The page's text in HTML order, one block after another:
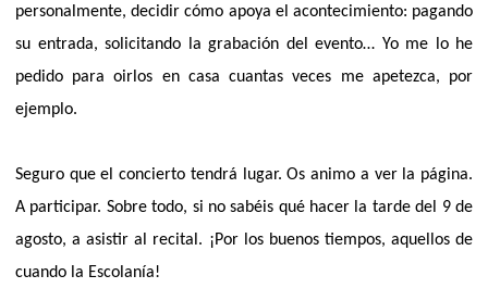
personalmente, decidir cómo apoya el acontecimiento: pagando
su entrada, solicitando la grabación del evento… Yo me lo he
pedido para oirlos en casa cuantas veces me apetezca, por
ejemplo.
Seguro que el concierto tendrá lugar. Os animo a ver la página.
A participar. Sobre todo, si no sabéis qué hacer la tarde del 9 de
agosto, a asistir al recital. ¡Por los buenos tiempos, aquellos de
cuando la Escolanía!